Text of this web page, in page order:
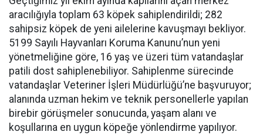
aracılığıyla toplam 63 köpek sahiplendirildi; 282
sahipsiz köpek de yeni ailelerine kavuşmayı bekliyor.
5199 Sayılı Hayvanları Koruma Kanunu’nun yeni
yönetmeliğine göre, 16 yaş ve üzeri tüm vatandaşlar
patili dost sahiplenebiliyor. Sahiplenme sürecinde
vatandaşlar Veteriner İşleri Müdürlüğü’ne başvuruyor;
alanında uzman hekim ve teknik personellerle yapılan
birebir görüşmeler sonucunda, yaşam alanı ve
koşullarına en uygun köpeğe yönlendirme yapılıyor.